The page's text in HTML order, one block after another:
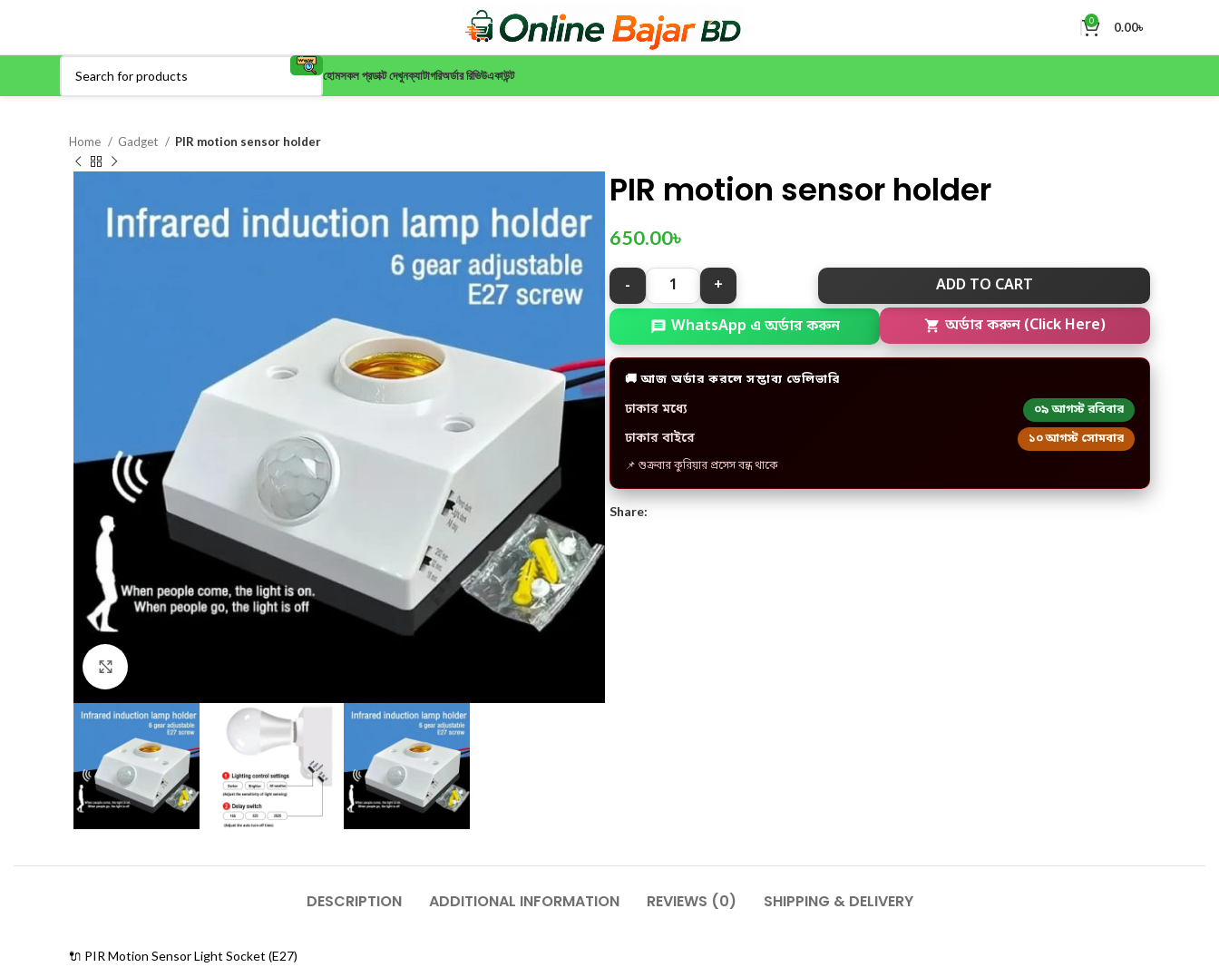
0 0.00৳
হোমসকল প্রডাক্ট দেখুনক্যাটাগরিঅর্ডার রিভিউএকাউন্ট
Home Gadget PIR motion sensor holder
PIR motion sensor holder
650.00৳
ADD TO CART
WhatsApp এ অর্ডার করুন অর্ডার করুন (Click Here)
🚚 আজ অর্ডার করলে সম্ভাব্য ডেলিভারি
ঢাকার মধ্যে ০৯ আগস্ট রবিবার
ঢাকার বাইরে ১০ আগস্ট সোমবার
📌 শুক্রবার কুরিয়ার প্রসেস বন্ধ থাকে
Share:
DESCRIPTION ADDITIONAL INFORMATION REVIEWS (0) SHIPPING & DELIVERY
🔌 PIR Motion Sensor Light Socket (E27)